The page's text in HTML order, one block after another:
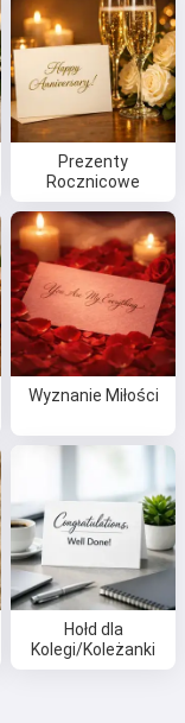
Prezenty
Rocznicowe
Wyznanie Miłości
Hołd dla
Kolegi/Koleżanki